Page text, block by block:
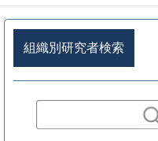
組織別研究者検索